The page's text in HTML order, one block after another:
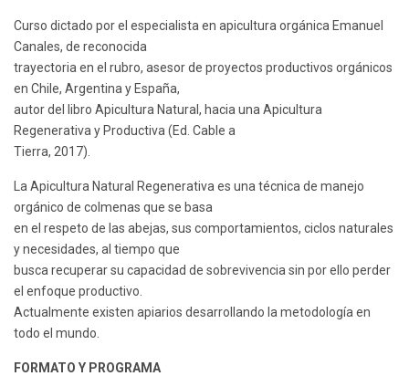
Curso dictado por el especialista en apicultura orgánica Emanuel
Canales, de reconocida
trayectoria en el rubro, asesor de proyectos productivos orgánicos
en Chile, Argentina y España,
autor del libro Apicultura Natural, hacia una Apicultura
Regenerativa y Productiva (Ed. Cable a
Tierra, 2017).
La Apicultura Natural Regenerativa es una técnica de manejo
orgánico de colmenas que se basa
en el respeto de las abejas, sus comportamientos, ciclos naturales
y necesidades, al tiempo que
busca recuperar su capacidad de sobrevivencia sin por ello perder
el enfoque productivo.
Actualmente existen apiarios desarrollando la metodología en
todo el mundo.
FORMATO Y PROGRAMA